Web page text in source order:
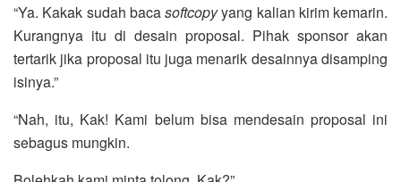
“Ya. Kakak sudah bacasoftcopyyang kalian kirim kemarin.
Kurangnya itu di desain proposal. Pihak sponsor akan
tertarik jika proposal itu juga menarik desainnya disamping
isinya.”
“Nah, itu, Kak! Kami belum bisa mendesain proposal ini
sebagus mungkin.